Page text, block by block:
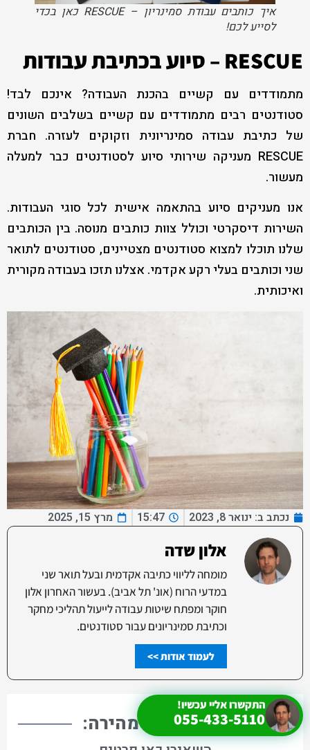
יצירת קשר מהירה:
איך כותבים עבודת סמינריון – RESCUE כאן בכדי
לסייע לכם!
RESCUE – סיוע בכתיבת עבודות
מתמודדים עם קשיים בהכנת העבודה? אינכם לבד!
סטודנטים רבים מתמודדים עם קשיים בשלבים השונים
של כתיבת עבודה סמינריונית וזקוקים לעזרה. חברת
RESCUE מעניקה שירותי סיוע לסטודנטים כבר למעלה
מעשור.
אנו מעניקים סיוע בהתאמה אישית לכל סוגי העבודות.
השירות דיסקרטי וכולל צוות כותבים מנוסה. בין הכותבים
שלנו תוכלו למצוא סטודנטים מצטיינים, סטודנטים לתואר
שני וכותבים בעלי רקע אקדמי. אצלנו תזכו בעבודה מקורית
ואיכותית.
נכתב ב: ינואר 8, 2023 15:47 מרץ 15, 2025
אלון שדה
מומחה לליווי כתיבה אקדמית ובעל תואר שני
במדעי הרוח (אונ' תל אביב). בעשור האחרון אלון
חוקר ומפתח שיטות עבודה לייעול תהליכי מחקר
וכתיבת סמינריונים עבור סטודנטים.
לעמוד אודות >>
התקשרו אליי עכשיו!
055-433-5110